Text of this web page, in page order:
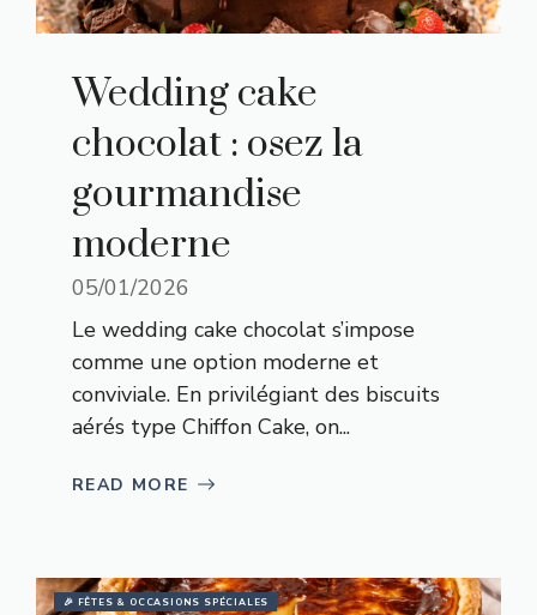
Wedding cake
chocolat : osez la
gourmandise
moderne
05/01/2026
Le wedding cake chocolat s’impose
comme une option moderne et
conviviale. En privilégiant des biscuits
aérés type Chiffon Cake, on...
READ MORE
🎉 FÊTES & OCCASIONS SPÉCIALES